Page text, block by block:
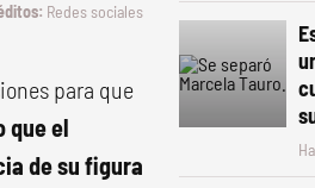
Redes sociales
para que
que el
de su figura